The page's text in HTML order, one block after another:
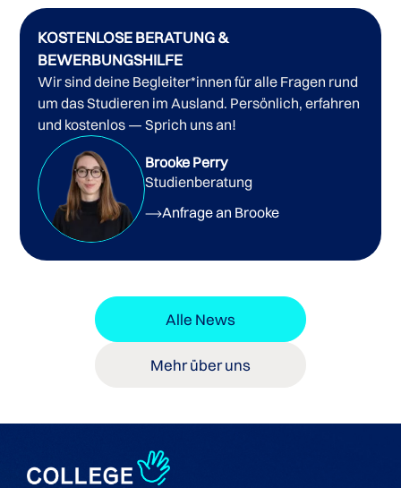
KOSTENLOSE BERATUNG &
BEWERBUNGSHILFE
Wir sind deine Begleiter*innen für alle Fragen rund
um das Studieren im Ausland. Persönlich, erfahren
und kostenlos — Sprich uns an!
Brooke Perry
Studienberatung
Anfrage an Brooke
Alle News
Mehr über uns